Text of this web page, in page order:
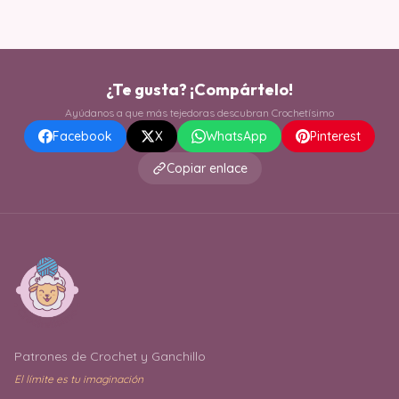
¿Te gusta? ¡Compártelo!
Ayúdanos a que más tejedoras descubran Crochetísimo
Facebook X WhatsApp
Pinterest
Copiar enlace
Patrones de Crochet y Ganchillo
El límite es tu imaginación